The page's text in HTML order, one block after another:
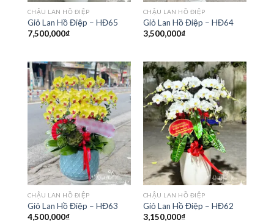
CHẬU LAN HỒ ĐIỆP
Giỏ Lan Hồ Điệp – HĐ65
7,500,000₫
CHẬU LAN HỒ ĐIỆP
Giỏ Lan Hồ Điệp – HĐ64
3,500,000₫
CHẬU LAN HỒ ĐIỆP
Giỏ Lan Hồ Điệp – HĐ63
4,500,000₫
CHẬU LAN HỒ ĐIỆP
Giỏ Lan Hồ Điệp – HĐ62
3,150,000₫